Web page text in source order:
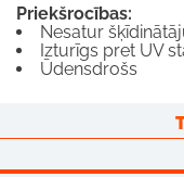
Priekšrocības:
Nesatur
Izturīgs pret UV
Ūdensdrošs